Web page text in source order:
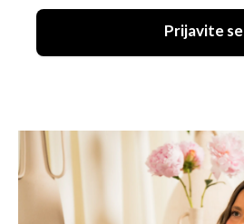
Prijavite se